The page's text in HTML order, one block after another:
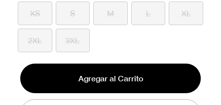
XS S M L XL
2XL 3XL
Agregar al Carrito